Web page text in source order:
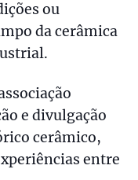
ou
da cerâmica
e divulgação
cerâmico,
entre